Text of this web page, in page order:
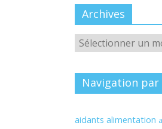
Archives
Archives
Navigation
aidants alimentation